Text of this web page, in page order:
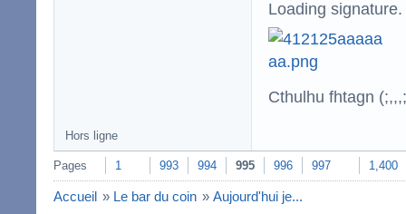
Loading signature.
Cthulhu fhtagn
Hors ligne
Pages 1 993 994 995 996 997 1,400
Accueil » Le bar du coin » Aujourd'hui je...